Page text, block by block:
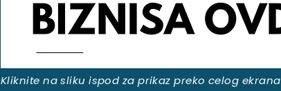
Kliknite na sliku ispod za prikaz preko celog ekrana